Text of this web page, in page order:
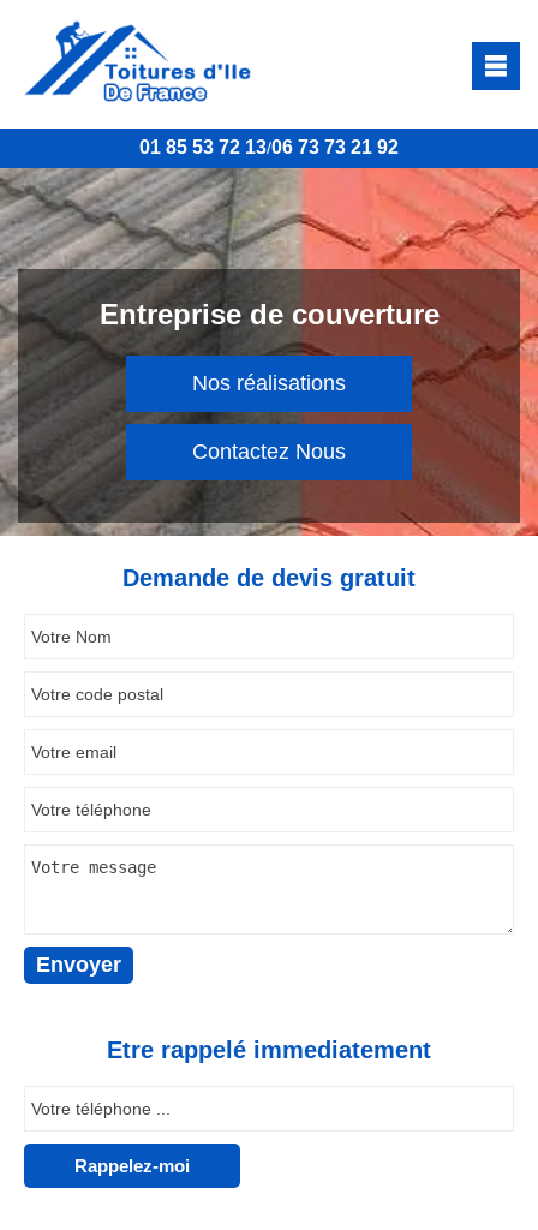
01 85 53 72 13/06 73 73 21 92
Entreprise de couverture
Nos réalisations
Contactez Nous
Demande de devis gratuit
Etre rappelé immediatement